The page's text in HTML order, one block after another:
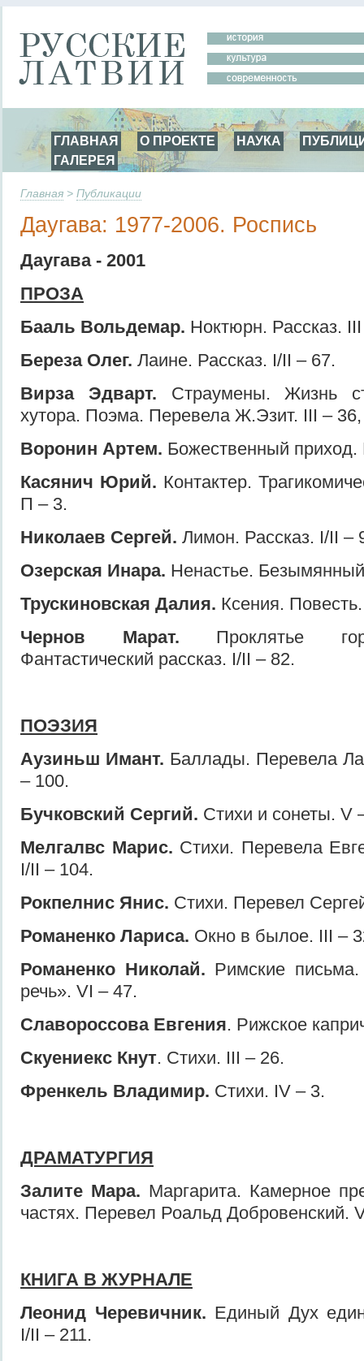
ГЛАВНАЯ О ПРОЕКТЕ НАУКА
ГАЛЕРЕЯ
Главная > Публикации
Даугава: 1977-2006. Роспись
Даугава - 2001
ПРОЗА
Бааль Вольдемар. Ноктюрн. Рассказ.
Береза Олег. Лаине. Рассказ. I/II – 67.
Вирза Эдварт. Страумены. Жизнь
хутора. Поэма. Перевела Ж.Эзит. III –
Воронин Артем. Божественный приход.
Касянич Юрий. Контактер.
П – 3.
Николаев Сергей. Лимон. Рассказ. I/II –
Озерская Инара. Ненастье.
Трускиновская Далия. Ксения.
Чернов Марат. Проклятье
Фантастический рассказ. I/II – 82.
ПОЭЗИЯ
Аузиньш Имант. Баллады. Перевела
– 100.
Бучковский Сергий. Стихи и сонеты. V
Мелгалвс Марис. Стихи. Перевела
I/II – 104.
Рокпелнис Янис. Стихи. Перевел
Романенко Лариса. Окно в былое. III –
Романенко Николай. Римские
речь». VI – 47.
Славороссова Евгения. Рижское
Скуениекс Кнут. Стихи. III – 26.
Френкель Владимир. Стихи. IV – 3.
ДРАМАТУРГИЯ
Залите Мара. Маргарита. Камерное
частях. Перевел Роальд Добровенcкий.
КНИГА В ЖУРНАЛЕ
Леонид Черевичник. Единый Дух
I/II – 211.